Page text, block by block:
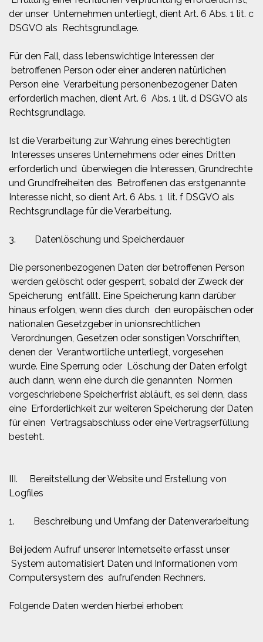
der unser Unternehmen unterliegt, dient Art. 6 Abs. 1 lit. c
DSGVO als Rechtsgrundlage.
Für den Fall, dass lebenswichtige Interessen der
betroffenen Person oder einer anderen natürlichen
Person eine Verarbeitung personenbezogener Daten
erforderlich machen, dient Art. 6 Abs. 1 lit. d DSGVO als
Rechtsgrundlage.
Ist die Verarbeitung zur Wahrung eines berechtigten
Interesses unseres Unternehmens oder eines Dritten
erforderlich und überwiegen die Interessen, Grundrechte
und Grundfreiheiten des Betroffenen das erstgenannte
Interesse nicht, so dient Art. 6 Abs. 1 lit. f DSGVO als
Rechtsgrundlage für die Verarbeitung.
3. Datenlöschung und Speicherdauer
Die personenbezogenen Daten der betroffenen Person
werden gelöscht oder gesperrt, sobald der Zweck der
Speicherung entfällt. Eine Speicherung kann darüber
hinaus erfolgen, wenn dies durch den europäischen oder
nationalen Gesetzgeber in unionsrechtlichen
Verordnungen, Gesetzen oder sonstigen Vorschriften,
denen der Verantwortliche unterliegt, vorgesehen
wurde. Eine Sperrung oder Löschung der Daten erfolgt
auch dann, wenn eine durch die genannten Normen
vorgeschriebene Speicherfrist abläuft, es sei denn, dass
eine Erforderlichkeit zur weiteren Speicherung der Daten
für einen Vertragsabschluss oder eine Vertragserfüllung
besteht.
III. Bereitstellung der Website und Erstellung von
Logfiles
1. Beschreibung und Umfang der Datenverarbeitung
Bei jedem Aufruf unserer Internetseite erfasst unser
System automatisiert Daten und Informationen vom
Computersystem des aufrufenden Rechners.
Folgende Daten werden hierbei erhoben: